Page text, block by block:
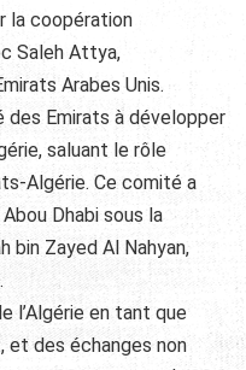
la coopération
Saleh Attya,
Arabes Unis.
des Emirats à développer
saluant le rôle
Algérie. Ce comité a
Dhabi sous la
bin Zayed Al Nahyan,
l’Algérie en tant que
et des échanges non